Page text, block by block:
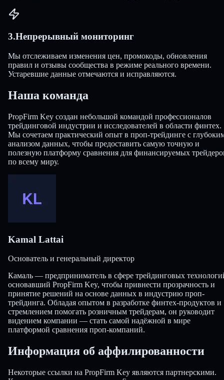
3.Непрерывный мониторинг
Мы отслеживаем изменения цен, промокоды, обновления
правил и отзывы сообщества в режиме реального времени.
Устаревшие данные отмечаются и исправляются.
Наша команда
PropFirm Key создан небольшой командой профессионалов
трейдинговой индустрии и исследователей в области финтех.
Мы сочетаем практический опыт в проп-трейдинге с
анализом данных, чтобы предоставить самую точную и
полезную платформу сравнения для финансируемых
по всему миру.
Kamal Lattai
Основатель и генеральный директор
Камаль — предприниматель в сфере трейдинговых
основавший PropFirm Key, чтобы привнести прозрачность и
принятие решений на основе данных в индустрию проп-
трейдинга. Обладая опытом в разработке финтех-продуктов и
стремлением помогать розничным трейдерам, он руководит
видением компании — стать самой надёжной в мире
платформой сравнения проп-компаний.
Информация об аффилированности
Некоторые ссылки на PropFirm Key являются партнерскими.